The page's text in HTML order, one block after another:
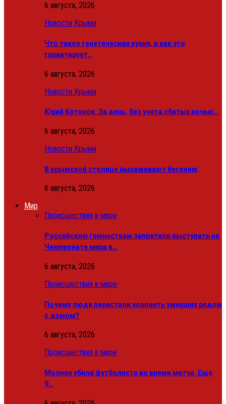
6 августа, 2026
Новости Крыма
Что такое генетическая кухня, и как это
гарантирует…
6 августа, 2026
Новости Крыма
Юрий Котенок: За день, без учета сбитых ночью…
6 августа, 2026
Новости Крыма
В крымской столице высаживают бегонию
6 августа, 2026
Мир
Происшествия в мире
Российским гимнасткам запретили выступать на
Чемпионате мира в…
6 августа, 2026
Происшествия в мире
Почему люди перестали хоронить умерших рядом
с домом?
6 августа, 2026
Происшествия в мире
Молния убила футболиста во время матча. Еще
9…